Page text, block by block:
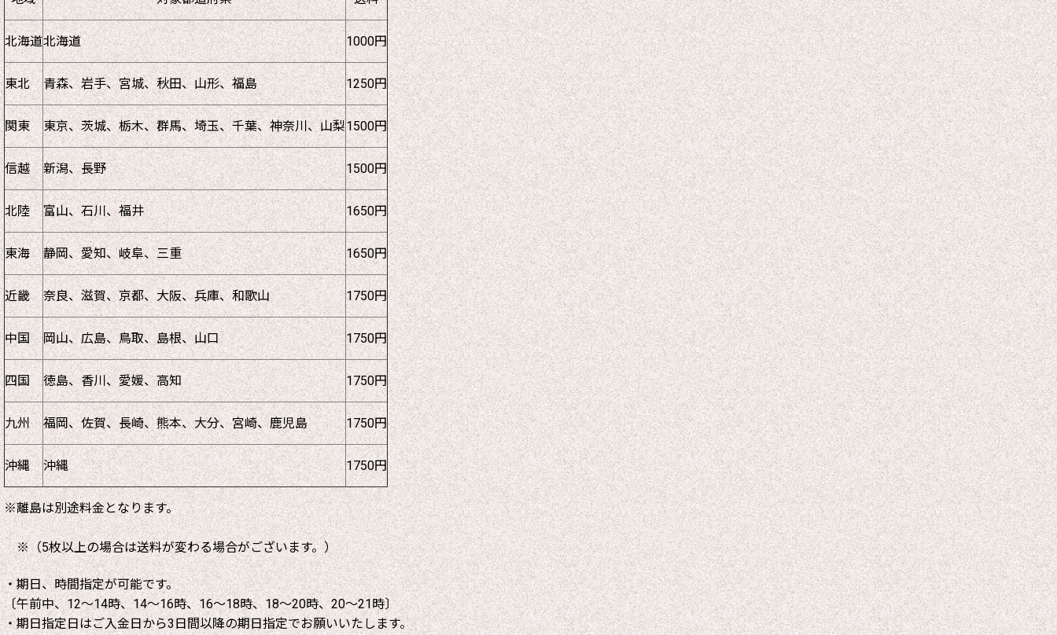
北海道北海道 1000円
東北 青森、岩手、宮城、秋田、山形、福島 1250円
関東 東京、茨城、栃木、群馬、埼玉、千葉、神奈川、山梨1500円
信越 新潟、長野 1500円
北陸 富山、石川、福井 1650円
東海 静岡、愛知、岐阜、三重 1650円
近畿 奈良、滋賀、京都、大阪、兵庫、和歌山 1750円
中国 岡山、広島、鳥取、島根、山口 1750円
四国 徳島、香川、愛媛、高知 1750円
九州 福岡、佐賀、長崎、熊本、大分、宮崎、鹿児島 1750円
沖縄 沖縄 1750円
※離島は別途料金となります。
※（5枚以上の場合は送料が変わる場合がございます。）
・期日、時間指定が可能です。
〔午前中、12～14時、14～16時、16～18時、18～20時、20～21時〕
・期日指定日はご入金日から3日間以降の期日指定でお願いいたします。